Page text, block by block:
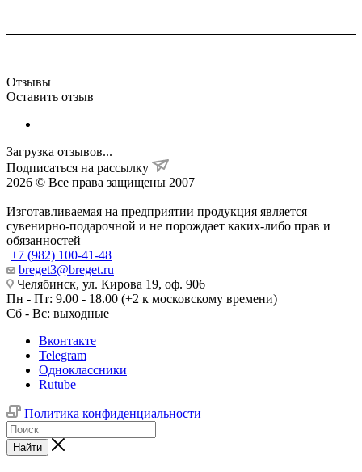
Отзывы
Оставить отзыв
Загрузка отзывов...
Подписаться на рассылку
2026 © Все права защищены 2007
Изготавливаемая на предприятии продукция является
сувенирно-подарочной и не порождает каких-либо прав и
обязанностей
+7 (982) 100-41-48
breget3@breget.ru
Челябинск, ул. Кирова 19, оф. 906
Пн - Пт: 9.00 - 18.00 (+2 к московскому времени)
Сб - Вс: выходные
Вконтакте
Telegram
Одноклассники
Rutube
Политика конфиденциальности
Найти